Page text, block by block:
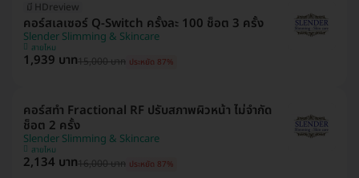
มี HDreview
คอร์สเลเซอร์ Q-Switch ครั้งละ 100 ช็อต 3 ครั้ง
Slender Slimming & Skincare
สายไหม
1,939 บาท15,000 บาท ประหยัด 87%
คอร์สทำ Fractional RF ปรับสภาพผิวหน้า ไม่จำกัด
ช็อต 2 ครั้ง
Slender Slimming & Skincare
สายไหม
2,134 บาท16,000 บาท ประหยัด 87%